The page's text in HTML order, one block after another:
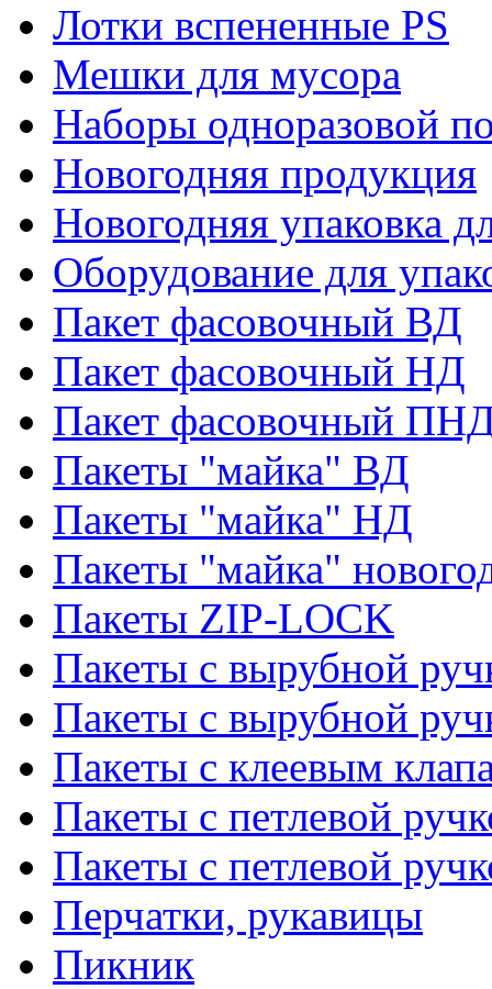
Лотки вспененные PS
Мешки для мусора
Наборы одноразовой
Новогодняя продукция
Новогодняя упаковка
Оборудование для
Пакет фасовочный ВД
Пакет фасовочный НД
Пакет фасовочный
Пакеты "майка" ВД
Пакеты "майка" НД
Пакеты "майка"
Пакеты ZIP-LOCK
Пакеты с вырубной
Пакеты с вырубной
Пакеты с клеевым
Пакеты с петлевой
Пакеты с петлевой
Перчатки, рукавицы
Пикник